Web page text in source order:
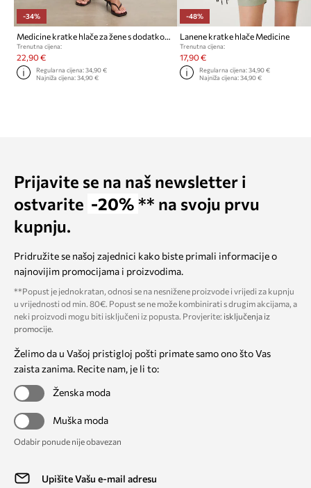
-34%
Medicine kratke hlače za žene s dodatkom lana
Trenutna cijena:
22,90 €
Regularna cijena:34,90 €
Najniža cijena:34,90 €
-48%
Lanene kratke hlače Medicine
Trenutna cijena:
17,90 €
Regularna cijena: 34,90 €
Najniža cijena: 34,90 €
Prijavite se na naš newsletter i
ostvarite -20% ** na svoju prvu
kupnju.
Pridružite se našoj zajednici kako biste primali informacije o
najnovijim promocijama i proizvodima.
**Popust je jednokratan, odnosi se na nesnižene proizvode i vrijedi za kupnju
u vrijednosti od min. 80€. Popust se ne može kombinirati s drugim akcijama, a
neki proizvodi mogu biti isključeni iz popusta. Provjerite: isključenja iz
promocije.
Želimo da u Vašoj pristigloj pošti primate samo ono što Vas
zaista zanima. Recite nam, je li to:
Ženska moda
Muška moda
Odabir ponude nije obavezan